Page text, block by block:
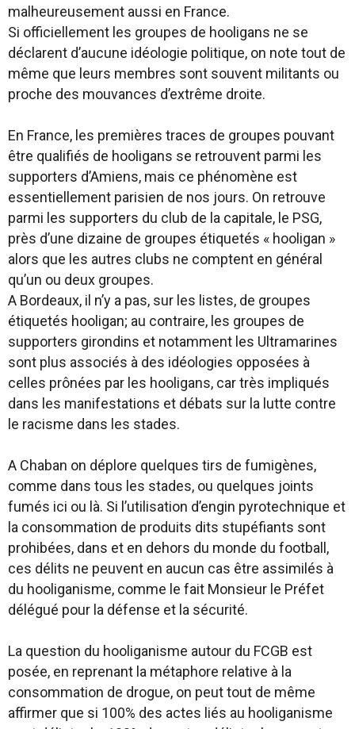
malheureusement aussi en France.
Si officiellement les groupes de hooligans ne se
déclarent d’aucune idéologie politique, on note tout de
même que leurs membres sont souvent militants ou
proche des mouvances d’extrême droite.
En France, les premières traces de groupes pouvant
être qualifiés de hooligans se retrouvent parmi les
supporters d’Amiens, mais ce phénomène est
essentiellement parisien de nos jours. On retrouve
parmi les supporters du club de la capitale, le PSG,
près d’une dizaine de groupes étiquetés « hooligan »
alors que les autres clubs ne comptent en général
qu’un ou deux groupes.
A Bordeaux, il n’y a pas, sur les listes, de groupes
étiquetés hooligan; au contraire, les groupes de
supporters girondins et notamment les Ultramarines
sont plus associés à des idéologies opposées à
celles prônées par les hooligans, car très impliqués
dans les manifestations et débats sur la lutte contre
le racisme dans les stades.
A Chaban on déplore quelques tirs de fumigènes,
comme dans tous les stades, ou quelques joints
fumés ici ou là. Si l’utilisation d’engin pyrotechnique et
la consommation de produits dits stupéfiants sont
prohibées, dans et en dehors du monde du football,
ces délits ne peuvent en aucun cas être assimilés à
du hooliganisme, comme le fait Monsieur le Préfet
délégué pour la défense et la sécurité.
La question du hooliganisme autour du FCGB est
posée, en reprenant la métaphore relative à la
consommation de drogue, on peut tout de même
affirmer que si 100% des actes liés au hooliganisme